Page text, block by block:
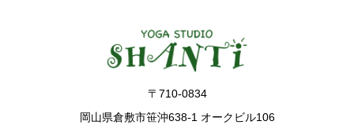
〒710-0834
岡山県倉敷市笹沖638-1 オークビル106